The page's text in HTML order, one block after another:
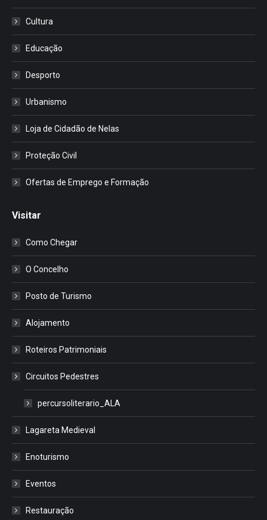
Cultura
Educação
Desporto
Urbanismo
Loja de Cidadão de Nelas
Proteção Civil
Ofertas de Emprego e Formação
Visitar
Como Chegar
O Concelho
Posto de Turismo
Alojamento
Roteiros Patrimoniais
Circuitos Pedestres
percursoliterario_ALA
Lagareta Medieval
Enoturismo
Eventos
Restauração